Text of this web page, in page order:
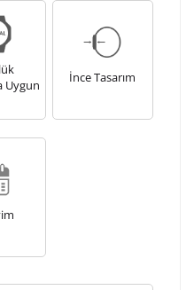
10/ 10
süresi gravür işleme
Gravür İşlemi
Uygun
İnce Tasarım